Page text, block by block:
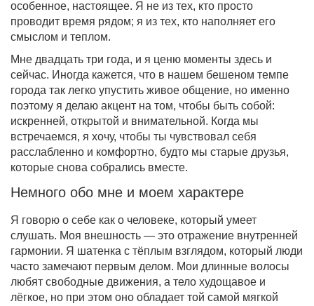
особенное, настоящее. Я не из тех, кто просто
проводит время рядом; я из тех, кто наполняет его
смыслом и теплом.
Мне двадцать три года, и я ценю моменты здесь и
сейчас. Иногда кажется, что в нашем бешеном темпе
города так легко упустить живое общение, но именно
поэтому я делаю акцент на том, чтобы быть собой:
искренней, открытой и внимательной. Когда мы
встречаемся, я хочу, чтобы ты чувствовал себя
расслабленно и комфортно, будто мы старые друзья,
которые снова собрались вместе.
Немного обо мне и моем характере
Я говорю о себе как о человеке, который умеет
слушать. Моя внешность — это отражение внутренней
гармонии. Я шатенка с тёплым взглядом, который люди
часто замечают первым делом. Мои длинные волосы
любят свободные движения, а тело худощавое и
лёгкое, но при этом оно обладает той самой мягкой